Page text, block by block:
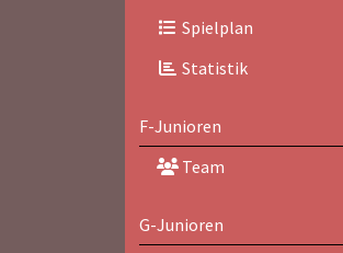
Spielplan
Statistik
F-Junioren
Team
G-Junioren